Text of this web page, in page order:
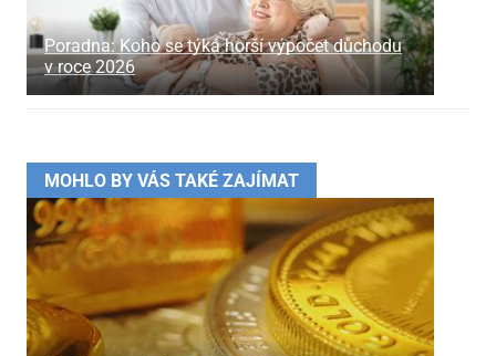
Poradna: Koho se týká horší výpočet důchodu
v roce 2026
MOHLO BY VÁS TAKÉ ZAJÍMAT